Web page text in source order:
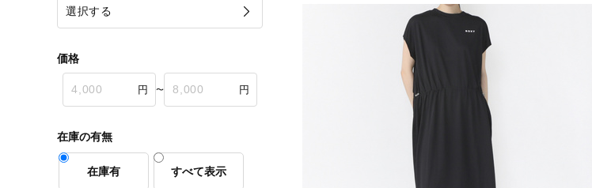
価格
〜
在庫の有無
在庫有 すべて表示